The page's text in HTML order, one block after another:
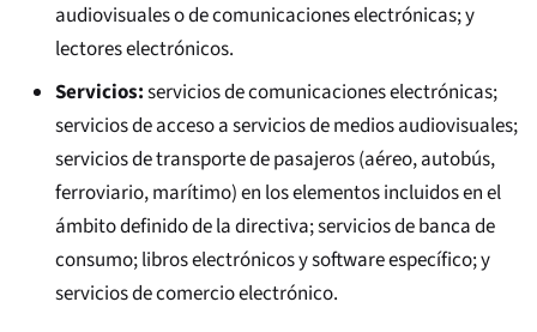
audiovisuales o de comunicaciones electrónicas; y
lectores electrónicos.
Servicios:servicios de comunicaciones electrónicas;
servicios de acceso a servicios de medios audiovisuales;
servicios de transporte de pasajeros (aéreo, autobús,
ferroviario, marítimo) en los elementos incluidos en el
ámbito definido de la directiva; servicios de banca de
consumo; libros electrónicos y software específico; y
servicios de comercio electrónico.